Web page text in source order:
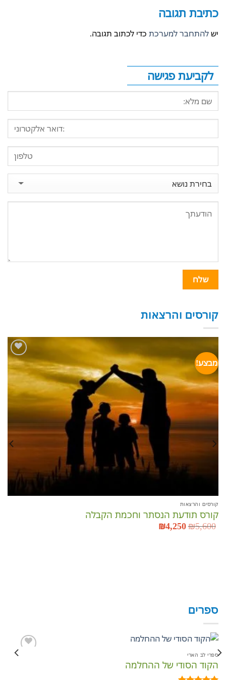
כתיבת תגובה
ישלהתחבר למערכת כדי לכתוב תגובה.
לקביעת פגישה
קורסים והרצאות
מבצע!
הוסף
לרשימת
המשאלות
קורסים והרצאות
קורס תודעת הנסתר וחכמת הקבלה
₪5,600 המחיר
המקורי₪4,250
ספרים
ספרי לב הארי
הקוד הסודי של ההחלמה